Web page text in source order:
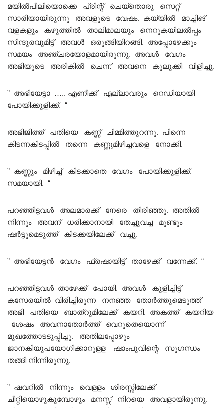
മയിൽപീലിയൊക്കെ പ്രിന്റ് ചെയ്തൊരു സെറ്റ്
സാരിയായിരുന്നു അവളുടെ വേഷം. കയ്യിൽ മാച്ചിങ്
വളകളും കഴുത്തിൽ താലിമാലയും നെറുകയിലൽപ്പം
സിന്ദൂരവുമിട്ട് അവൾ ഒരുങ്ങിയിറങ്ങി. അപ്പോഴേക്കും
സമയം അഞ്ചരയോളമായിരുന്നു. അവൾ വേഗം
അഭിയുടെ അരികിൽ ചെന്ന് അവനെ കുലുക്കി വിളിച്ചു.
” അഭിയേട്ടാ ….. എണീക്ക് എല്ലാവരും റെഡിയായി
പോയിക്കുളിക്ക്. “
അഭിജിത്ത് പതിയെ കണ്ണ് ചിമ്മിത്തുറന്നു. പിന്നെ
കിടന്നകിടപ്പിൽ തന്നെ കണ്ണുമിഴിച്ചവളെ നോക്കി.
” കണ്ണും മിഴിച്ച് കിടക്കാതെ വേഗം പോയിക്കുളിക്ക്.
സമയായി. “
പറഞ്ഞിട്ടവൾ അലമാരക്ക് നേരെ തിരിഞ്ഞു. അതിൽ
നിന്നും അവന് ധരിക്കാനായി തേച്ചുവച്ച മുണ്ടും
ഷർട്ടുമെടുത്ത് കിടക്കയിലേക്ക് വച്ചു.
” അഭിയേട്ടൻ വേഗം ഫ്രഷായിട്ട് താഴേക്ക് വന്നേക്ക്. “
പറഞ്ഞിട്ടവൾ താഴേക്ക് പോയി. അവൾ കുളിച്ചിട്ട്
കസേരയിൽ വിരിച്ചിരുന്ന നനഞ്ഞ തോർത്തുമെടുത്ത്
അഭി പതിയെ ബാത്‌റൂമിലേക്ക് കയറി. അകത്ത് കയറിയ
ശേഷം അവനാതോർത്ത്‌ വെറുതെയൊന്ന്
മുഖത്തോടടുപ്പിച്ചു. അതിലപ്പോഴും
ജാനകിയുപയോഗിക്കാറുള്ള ഷാംപൂവിന്റെ സുഗന്ധം
തങ്ങി നിന്നിരുന്നു.
” ഷവറിൽ നിന്നും വെള്ളം ശിരസ്സിലേക്ക്
ചീറ്റിയൊഴുകുമ്പോഴും മനസ്സ് നിറയെ അവളായിരുന്നു.